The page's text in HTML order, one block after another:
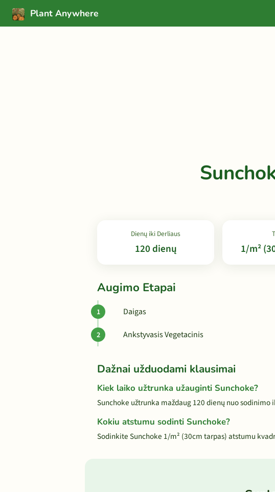
Plant Anywhere
Dienų iki Derliaus
120 dienų 1/m²
Augimo Etapai
Daigas
Ankstyvasis Vegetacinis
Dažnai užduodami klausimai
Kiek laiko užtrunka užauginti Sunchoke?
Sunchoke užtrunka maždaug 120 dienų nuo sodinimo
Kokiu atstumu sodinti Sunchoke?
Sodinkite Sunchoke 1/m² (30cm tarpas) atstumu